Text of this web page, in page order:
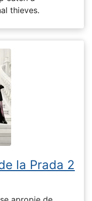
thieves.
la Prada 2